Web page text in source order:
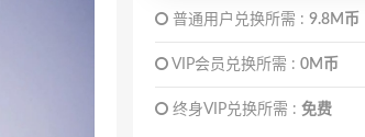
普通用户兑换所需 : 9.8M币
VIP会员兑换所需 : 0M币
终身VIP兑换所需 : 免费